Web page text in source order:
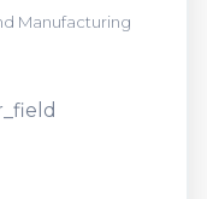
Manufacturing